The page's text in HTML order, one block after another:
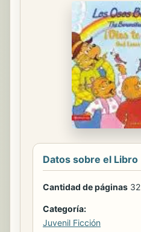
Datos sobre el Libro
Cantidad de páginas 32
Categoría:
Juvenil Ficción